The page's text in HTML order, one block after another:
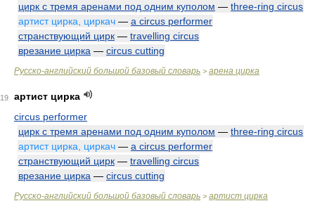
цирк с тремя аренами под одним куполом — three-ring circus
артист цирка, циркач — a circus performer
странствующий цирк — travelling circus
врезание цирка — circus cutting
Русско-английский большой базовый словарь > арена цирка
19
артист цирка
circus performer
цирк с тремя аренами под одним куполом — three-ring circus
артист цирка, циркач — a circus performer
странствующий цирк — travelling circus
врезание цирка — circus cutting
Русско-английский большой базовый словарь > артист цирка